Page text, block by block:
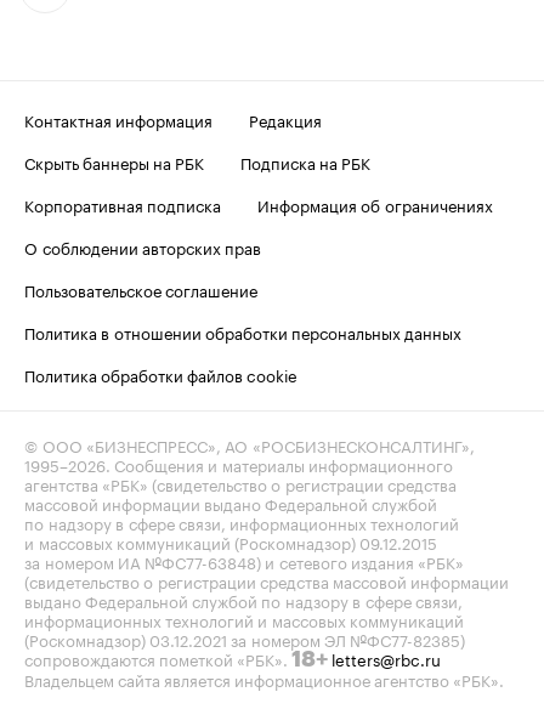
Контактная информация
Редакция
Скрыть баннеры на РБК
Подписка на РБК
Корпоративная подписка
Информация об ограничениях
О соблюдении авторских прав
Пользовательское соглашение
Политика в отношении обработки персональных данных
Политика обработки файлов cookie
© ООО «БИЗНЕСПРЕСС», АО «РОСБИЗНЕСКОНСАЛТИНГ»,
1995–2026. Сообщения и материалы информационного
агентства «РБК» (свидетельство о регистрации средства
массовой информации выдано Федеральной службой
по надзору в сфере связи, информационных технологий
и массовых коммуникаций (Роскомнадзор) 09.12.2015
за номером ИА №ФС77-63848) и сетевого издания «РБК»
(свидетельство о регистрации средства массовой информации
выдано Федеральной службой по надзору в сфере связи,
информационных технологий и массовых коммуникаций
(Роскомнадзор) 03.12.2021 за номером ЭЛ №ФС77-82385)
сопровождаются пометкой «РБК». 18+ letters@rbc.ru
Владельцем сайта является информационное агентство «РБК».